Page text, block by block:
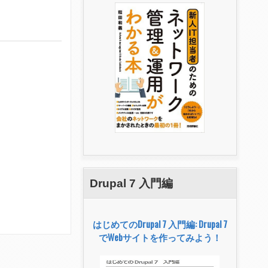
Drupal 7 入門編
はじめてのDrupal 7 入門編: Drupal 7
でWebサイトを作ってみよう！